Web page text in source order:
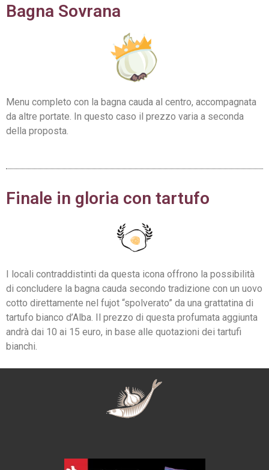
Bagna Sovrana
Menu completo con la bagna cauda al centro, accompagnata
da altre portate. In questo caso il prezzo varia a seconda
della proposta.
Finale in gloria con tartufo
I locali contraddistinti da questa icona offrono la possibilità
di concludere la bagna cauda secondo tradizione con un uovo
cotto direttamente nel fujot “spolverato” da una grattatina di
tartufo bianco d’Alba. Il prezzo di questa profumata aggiunta
andrà dai 10 ai 15 euro, in base alle quotazioni dei tartufi
bianchi.